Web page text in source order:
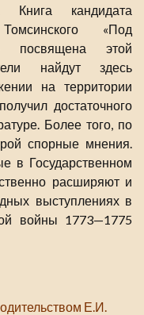
Книга кандидата
«Под
посвящена этой
найдут здесь
на территории
достаточного
Более того, по
спорные мнения.
в Государственном
расширяют и
выступлениях в
войны 1773—1775
Е.И.